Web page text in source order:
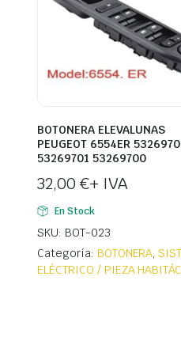
BOTONERA ELEVALUNAS
PEUGEOT 6554ER
53269701 53269700
32,00 €+ IVA
En Stock
SKU: BOT-023
Categoría: BOTONERA,
ELÉCTRICO / PIEZA